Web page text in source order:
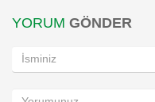
YORUM GÖNDER